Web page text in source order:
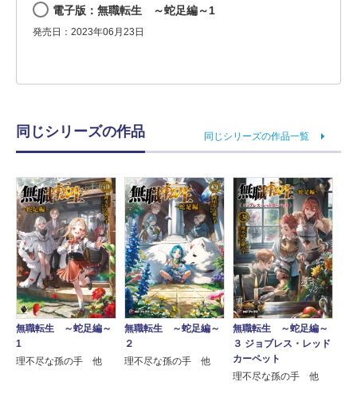
電子版：無職転生 ～蛇足編～1
発売日：2023年06月23日
同じシリーズの作品 同じシリーズの作品一覧
無職転生 ～蛇足編～
1
理不尽な孫の手 他
無職転生 ～蛇足編～
２
理不尽な孫の手 他
無職転生 ～蛇足編～
３ ジョブレス・レッド
カーペット
理不尽な孫の手 他